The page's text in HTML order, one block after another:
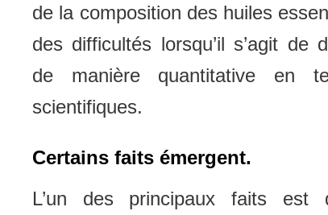
de la composition des huiles
des difficultés lorsqu’il s’agit de
de manière quantitative en
scientifiques.
Certains faits émergent.
L’un des principaux faits est